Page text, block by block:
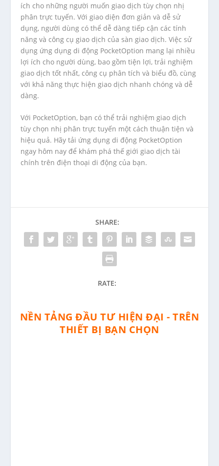
ích cho những người muốn giao dịch tùy chọn nhị
phân trực tuyến. Với giao diện đơn giản và dễ sử
dụng, người dùng có thể dễ dàng tiếp cận các tính
năng và công cụ giao dịch của sàn giao dịch. Việc sử
dụng ứng dụng di động PocketOption mang lại nhiều
lợi ích cho người dùng, bao gồm tiện lợi, trải nghiệm
giao dịch tốt nhất, công cụ phân tích và biểu đồ, cùng
với khả năng thực hiện giao dịch nhanh chóng và dễ
dàng.
Với PocketOption, bạn có thể trải nghiệm giao dịch
tùy chọn nhị phân trực tuyến một cách thuận tiện và
hiệu quả. Hãy tải ứng dụng di động PocketOption
ngay hôm nay để khám phá thế giới giao dịch tài
chính trên điện thoại di động của bạn.
SHARE:
RATE:
NỀN TẢNG ĐẦU TƯ HIỆN ĐẠI - TRÊN
THIẾT BỊ BẠN CHỌN